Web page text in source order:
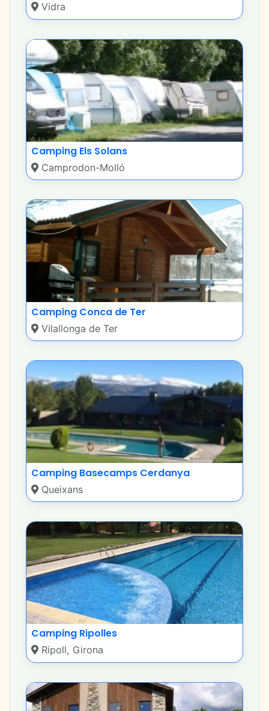
Vidra
Camping Els Solans
Camprodon-Molló
Camping Conca de Ter
Vilallonga de Ter
Camping Basecamps Cerdanya
Queixans
Camping Ripolles
Ripoll, Girona